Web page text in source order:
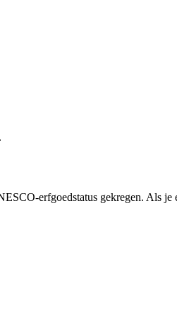
erfgoedstatus gekregen. Als je